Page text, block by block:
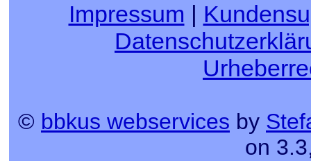
Impressum
© bbkus webservices by
on